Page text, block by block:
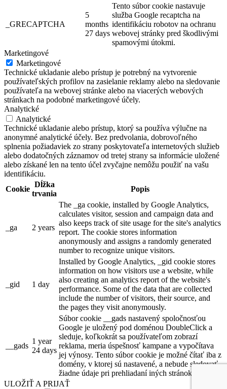
_GRECAPTCHA
5
months
27 days
Tento súbor cookie nastavuje
služba Google recaptcha na
identifikáciu robotov na ochranu
webovej stránky pred škodlivými
spamovými útokmi.
Marketingové
Marketingové
Technické ukladanie alebo prístup je potrebný na vytvorenie
používateľských profilov na zasielanie reklamy alebo na sledovanie
používateľa na webovej stránke alebo na viacerých webových
stránkach na podobné marketingové účely.
Analytické
Analytické
Technické ukladanie alebo prístup, ktorý sa používa výlučne na
anonymné analytické účely. Bez predvolania, dobrovoľného
splnenia požiadaviek zo strany poskytovateľa internetových služieb
alebo dodatočných záznamov od tretej strany sa informácie uložené
alebo získané len na tento účel zvyčajne nemôžu použiť na vašu
identifikáciu.
Cookie
Dĺžka
trvania
Popis
_ga 2 years
The _ga cookie, installed by Google Analytics,
calculates visitor, session and campaign data and
also keeps track of site usage for the site's analytics
report. The cookie stores information
anonymously and assigns a randomly generated
number to recognize unique visitors.
_gid 1 day
Installed by Google Analytics, _gid cookie stores
information on how visitors use a website, while
also creating an analytics report of the website's
performance. Some of the data that are collected
include the number of visitors, their source, and
the pages they visit anonymously.
__gads
1 year
24 days
Súbor cookie __gads nastavený spoločnosťou
Google je uložený pod doménou DoubleClick a
sleduje, koľkokrát sa používateľom zobrazí
reklama, meria úspešnosť kampane a vypočítava
jej výnosy. Tento súbor cookie je možné čítať iba z
domény, v ktorej sú nastavené, a nebude sledovať
žiadne údaje pri prehliadaní iných stránok.
ULOŽIŤ A PRIJAŤ